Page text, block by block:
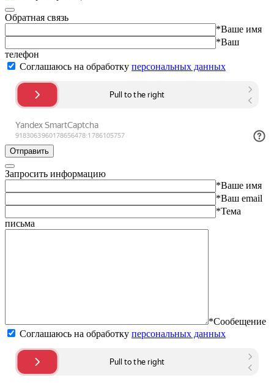
Обратная связь
*Ваше имя
*Ваш
телефон
Соглашаюсь на обработку персональных данных
Отправить
Запросить информацию
*Ваше имя
*Ваш email
*Тема
письма
*Сообещение
Соглашаюсь на обработку персональных данных